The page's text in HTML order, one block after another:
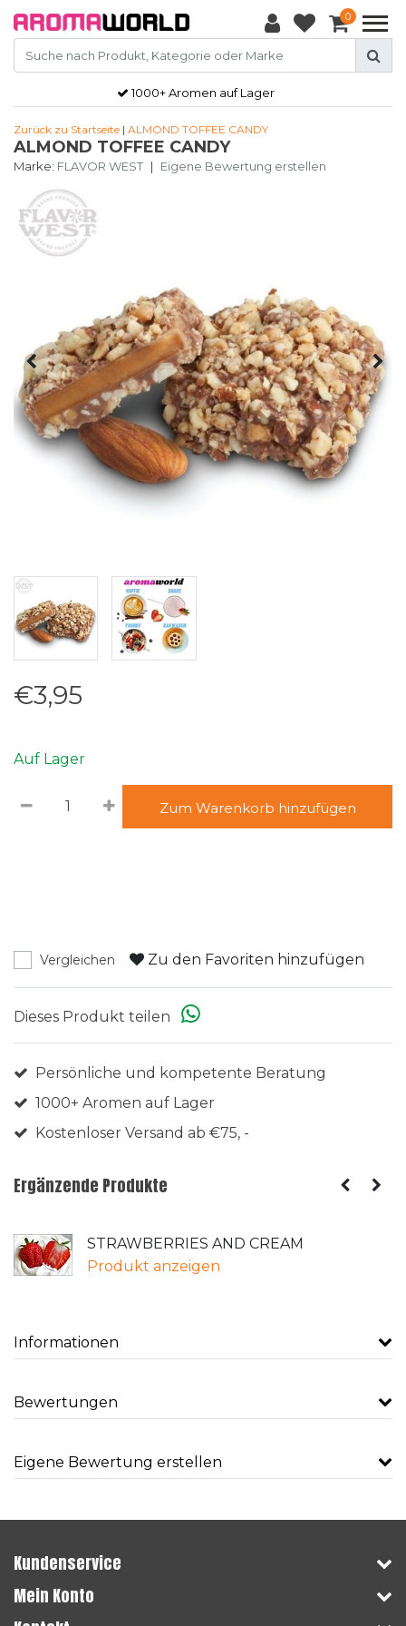
0
1000+ Aromen auf Lager
Zurück zu Startseite | ALMOND TOFFEE CANDY
ALMOND TOFFEE CANDY
Marke: FLAVOR WEST | Eigene Bewertung erstellen
€3,95
Auf Lager
Zum Warenkorb hinzufügen
Vergleichen Zu den Favoriten hinzufügen
Dieses Produkt teilen
Persönliche und kompetente Beratung
1000+ Aromen auf Lager
Kostenloser Versand ab €75, -
Ergänzende Produkte
STRAWBERRIES AND CREAM
Produkt anzeigen
Informationen
Bewertungen
Eigene Bewertung erstellen
Kundenservice
Mein Konto